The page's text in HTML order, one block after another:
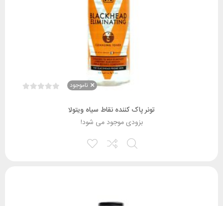
ناموجود
تونر پاک کننده نقاط سیاه ویتولا
بزودی موجود می شود!